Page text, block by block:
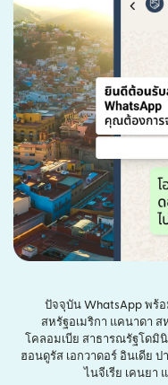
ปัจจุบัน WhatsApp พร้อ
สหรัฐอเมริกา แคนาดา ส
โคลอมเบีย สาธารณรัฐโดมิ
ฮอนดูรัส เอกวาดอร์ อินเดีย ป
ไนจีเรีย เคนยา